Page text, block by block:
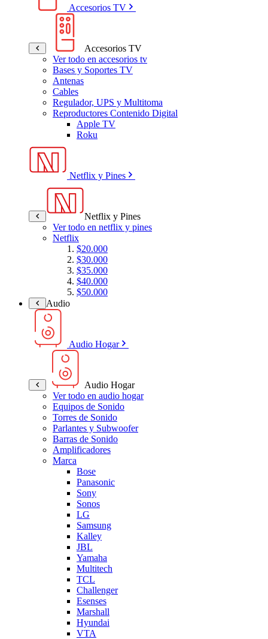
Accesorios TV
Accesorios TV
Ver todo en accesorios tv
Bases y Soportes TV
Antenas
Cables
Regulador, UPS y Multitoma
Reproductores Contenido Digital
Apple TV
Roku
Netflix y Pines
Netflix y Pines
Ver todo en netflix y pines
Netflix
$20.000
$30.000
$35.000
$40.000
$50.000
Audio
Audio Hogar
Audio Hogar
Ver todo en audio hogar
Equipos de Sonido
Torres de Sonido
Parlantes y Subwoofer
Barras de Sonido
Amplificadores
Marca
Bose
Panasonic
Sony
Sonos
LG
Samsung
Kalley
JBL
Yamaha
Multitech
TCL
Challenger
Esenses
Marshall
Hyundai
VTA